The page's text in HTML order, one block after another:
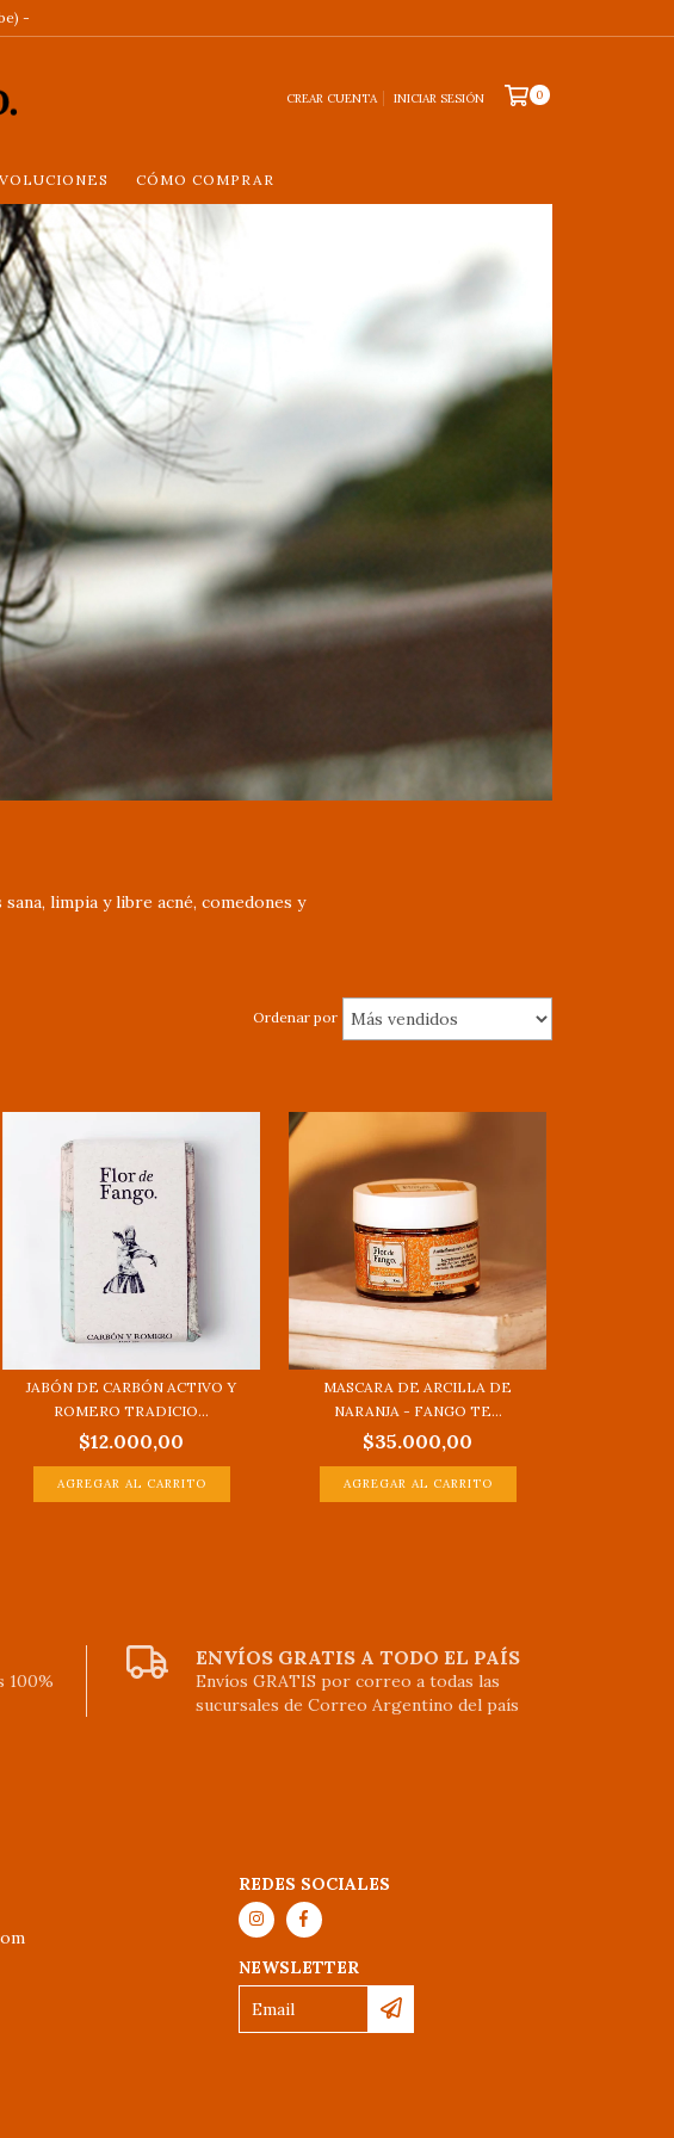
-
CREAR CUENTA INICIAR SESIÓN 0
CÓMO COMPRAR
limpia y libre acné, comedones y
Ordenar por
JABÓN DE CARBÓN ACTIVO Y
ROMERO TRADICIO...
$12.000,00
MASCARA DE ARCILLA DE
NARANJA - FANGO TE...
$35.000,00
100%
ENVÍOS GRATIS A TODO EL PAÍS
Envíos GRATIS por correo a todas las
sucursales de Correo Argentino del país
REDES SOCIALES
NEWSLETTER